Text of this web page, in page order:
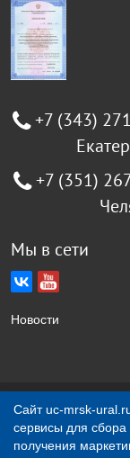
+7 (343)
+7 (351)
Мы в сети
Новости
Создание сайта
О компании
Сайт uc-mrsk-
сервисы для сбора
получения